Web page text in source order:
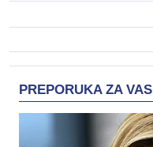
PREPORUKA ZA VAS